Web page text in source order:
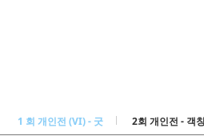
1 회 개인전 (VI) - 굿 2회 개인전 - 객